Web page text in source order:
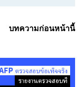
บทความก่อนหน้านี้